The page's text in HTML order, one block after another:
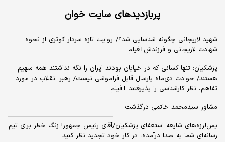
پربازدیدهای سایت خوان
شهید لاریجانی چگونه شناسایی شد؟/ روایت تازه سردار کوثری از نحوه
شهادت لاریجانی و فرزندش+فیلم
پزشکیان: تنها کسانی که در خیابان بودند ایران را نگه نداشتند همه سهیم
هستند/ حوادث دی‌ماه پارسال قابل فراموشی نیست/ رهبر انقلاب در مورد
تفاهم، نظر کارشناسی را پذیرفتند +فیلم
مشاور سیدمحمد خاتمی درگذشت
پس‌لرزه‌های شایعه استعفای پزشکیان/آقای رئیس جمهور! زنگ خطر برای تیم
رسانه‌ای شما به صدا درآمده، در کار خود تجدید نظر کنید